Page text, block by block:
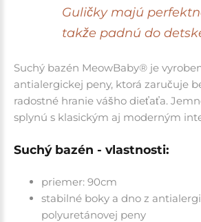
Guličky majú
takže padnú do
Suchý bazén MeowBaby® je
antialergickej peny, ktorá zaručuje
radostné hranie vášho dieťaťa.
splynú s klasickým aj moderným
Suchý bazén - vlastnosti:
priemer: 90cm
stabilné boky a dno z
polyuretánovej peny